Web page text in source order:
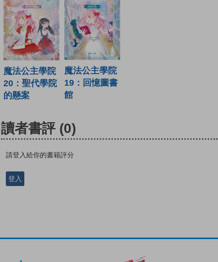
魔法公主學院
20：聖代學院
的懸案
魔法公主學院
19：回憶圖書
館
讀者書評 (0)
請登入給你的書籍評分
登入